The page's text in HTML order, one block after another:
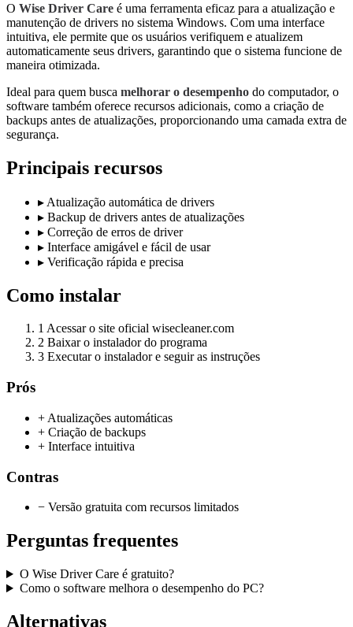
O Wise Driver Care é uma ferramenta eficaz para a atualização e
manutenção de drivers no sistema Windows. Com uma interface
intuitiva, ele permite que os usuários verifiquem e atualizem
automaticamente seus drivers, garantindo que o sistema funcione de
maneira otimizada.
Ideal para quem busca melhorar o desempenho do computador, o
software também oferece recursos adicionais, como a criação de
backups antes de atualizações, proporcionando uma camada extra de
segurança.
Principais recursos
▸ Atualização automática de drivers
▸ Backup de drivers antes de atualizações
▸ Correção de erros de driver
▸ Interface amigável e fácil de usar
▸ Verificação rápida e precisa
Como instalar
1 Acessar o site oficial wisecleaner.com
2 Baixar o instalador do programa
3 Executar o instalador e seguir as instruções
Prós
+ Atualizações automáticas
+ Criação de backups
+ Interface intuitiva
Contras
− Versão gratuita com recursos limitados
Perguntas frequentes
O Wise Driver Care é gratuito?
Como o software melhora o desempenho do PC?
Alternativas